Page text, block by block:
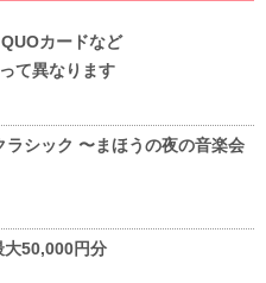
カードなど
て異なります
ラシック 〜まほうの夜の音楽会
50,000円分